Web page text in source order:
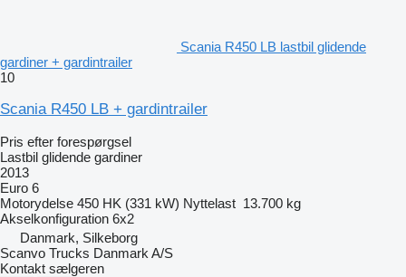
Scania R450 LB lastbil glidende
gardiner + gardintrailer
10
Scania R450 LB + gardintrailer
Pris efter forespørgsel
Lastbil glidende gardiner
2013
Euro 6
Motorydelse 450 HK (331 kW) Nyttelast 13.700 kg
Akselkonfiguration 6x2
Danmark, Silkeborg
Scanvo Trucks Danmark A/S
Kontakt sælgeren